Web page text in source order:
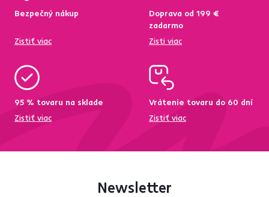
Bezpečný nákup
Zistiť viac
Doprava od 199 €
zadarmo
Zisti viac
95 % tovaru na sklade
Zistiť viac
Vrátenie tovaru do 60 dní
Zistiť viac
Newsletter